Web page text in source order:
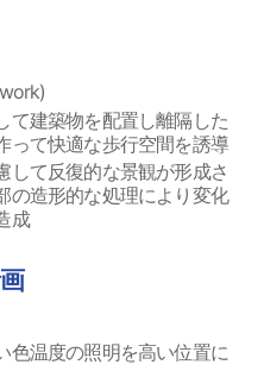
て建築物を配置し離隔した
って快適な歩行空間を誘導
して反復的な景観が形成さ
の造形的な処理により変化
成
色温度の照明を高い位置に